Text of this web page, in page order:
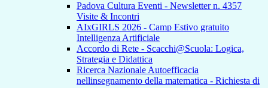
Padova Cultura Eventi - Newsletter n. 4357
Visite & Incontri
AIxGIRLS 2026 - Camp Estivo gratuito
Intelligenza Artificiale
Accordo di Rete - Scacchi@Scuola: Logica,
Strategia e Didattica
Ricerca Nazionale Autoefficacia
nellinsegnamento della matematica - Richiesta di